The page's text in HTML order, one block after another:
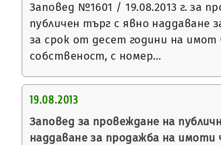
Заповед №1601 / 19.08.2013 г. за
публичен търг с явно наддаване
за срок от десет години на
собственост, с номер…
19.08.2013
Заповед за провеждане на
наддаване за продажба на